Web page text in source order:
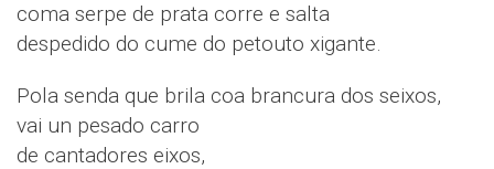
coma serpe de prata corre e salta
despedido do cume do petouto xigante.
Pola senda que brila coa brancura dos seixos,
vai un pesado carro
de cantadores eixos,